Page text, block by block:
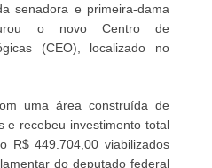
senadora e primeira-dama
o novo Centro de
(CEO), localizado no
uma área construída de
e recebeu investimento total
R$ 449.704,00 viabilizados
do deputado federal